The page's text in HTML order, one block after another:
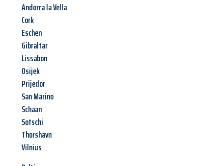
Andorra la Vella
Cork
Eschen
Gibraltar
Lissabon
Osijek
Prijedor
San Marino
Schaan
Sotschi
Thorshavn
Vilnius